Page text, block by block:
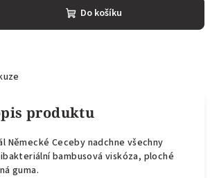
Do košíku
produktu
Německé Ceceby nadchne všechny
bambusová viskóza, ploché
guma.